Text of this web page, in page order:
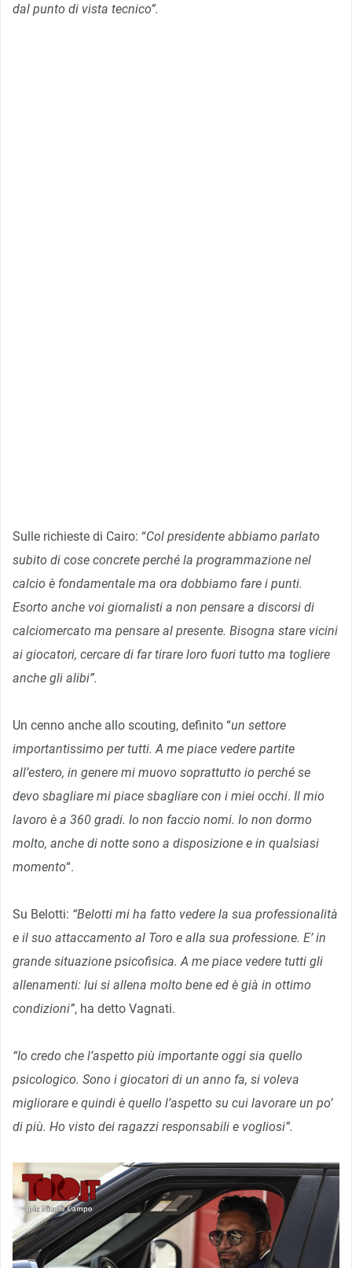
dal punto di vista tecnico”.
Sulle richieste di Cairo: “Col presidente abbiamo parlato
subito di cose concrete perché la programmazione nel
calcio è fondamentale ma ora dobbiamo fare i punti.
Esorto anche voi giornalisti a non pensare a discorsi di
calciomercato ma pensare al presente. Bisogna stare vicini
ai giocatori, cercare di far tirare loro fuori tutto ma togliere
anche gli alibi”.
Un cenno anche allo scouting, definito “un settore
importantissimo per tutti. A me piace vedere partite
all’estero, in genere mi muovo soprattutto io perché se
devo sbagliare mi piace sbagliare con i miei occhi. Il mio
lavoro è a 360 gradi. Io non faccio nomi. Io non dormo
molto, anche di notte sono a disposizione e in qualsiasi
momento“.
Su Belotti: “Belotti mi ha fatto vedere la sua professionalità
e il suo attaccamento al Toro e alla sua professione. E’ in
grande situazione psicofisica. A me piace vedere tutti gli
allenamenti: lui si allena molto bene ed è già in ottimo
condizioni”, ha detto Vagnati.
“Io credo che l’aspetto più importante oggi sia quello
psicologico. Sono i giocatori di un anno fa, si voleva
migliorare e quindi è quello l’aspetto su cui lavorare un po’
di più. Ho visto dei ragazzi responsabili e vogliosi”.